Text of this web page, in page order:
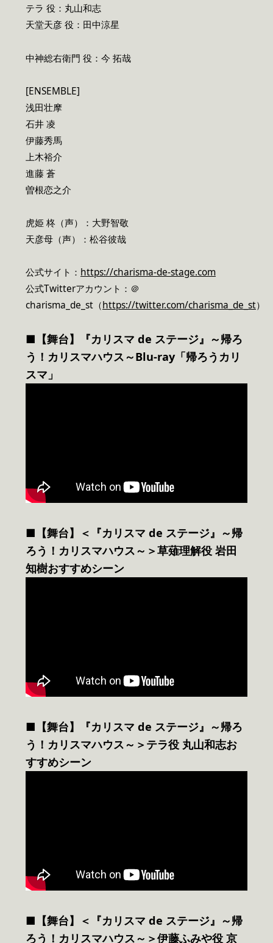
テラ 役：丸山和志
天堂天彦 役：田中涼星
中神総右衛門 役：今 拓哉
[ENSEMBLE]
浅田壮摩
石井 凌
伊藤秀馬
上木裕介
進藤 蒼
曽根恋之介
虎姫 柊（声）：大野智敬
天彦母（声）：松谷彼哉
公式サイト： https://charisma-de-stage.com
公式Twitterアカウント：＠
charisma_de_st（https://twitter.com/charisma_de_st）
■【舞台】『カリスマ de ステージ』～帰ろ
う！カリスマハウス～Blu-ray「帰ろうカリ
スマ」
■【舞台】＜『カリスマ de ステージ』～帰
ろう！カリスマハウス～＞草薙理解役 岩田
知樹おすすめシーン
■【舞台】『カリスマ de ステージ』～帰ろ
う！カリスマハウス～＞テラ役 丸山和志お
すすめシーン
■【舞台】＜『カリスマ de ステージ』～帰
ろう！カリスマハウス～＞伊藤ふみや役 京